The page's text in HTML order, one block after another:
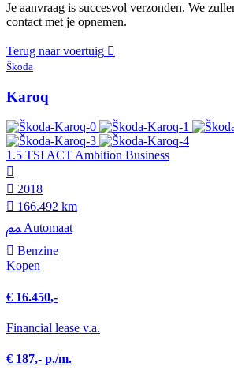
Je aanvraag is succesvol verzonden. We
contact met je opnemen.
Terug naar voertuig
Škoda
Karoq
1.5 TSI ACT Ambition Business
2018
166.492 km
Automaat
Benzine
Kopen
€ 16.450,-
Financial lease v.a.
€ 187,- p./m.